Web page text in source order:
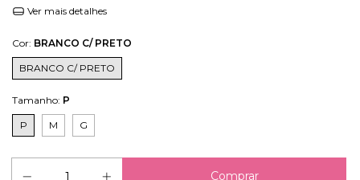
Ver mais detalhes
Cor: BRANCO C/ PRETO
BRANCO C/ PRETO
Tamanho: P
P M G